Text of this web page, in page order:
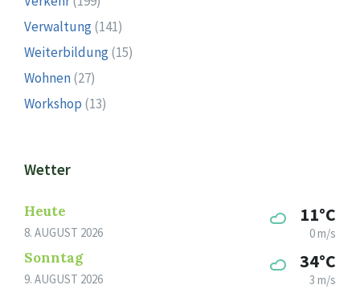
Verwaltung(141)
Weiterbildung(15)
Wohnen(27)
Workshop (13)
Wetter
Heute
8. AUGUST 2026
11°C
0 m/s
Sonntag
9. AUGUST 2026
34°C
3 m/s